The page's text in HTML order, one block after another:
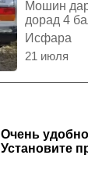
Очень
Установите
Мошин
дорад 4
Механика,
Исфара
21 июля
2115),
16 500 c.